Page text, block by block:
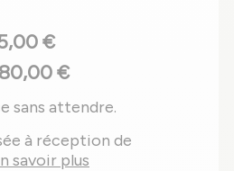
€
€
sans attendre.
à réception de
savoir plus